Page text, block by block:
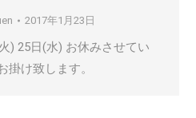
2017年1月23日
) 25日(水) お休みさせてい
掛け致します。